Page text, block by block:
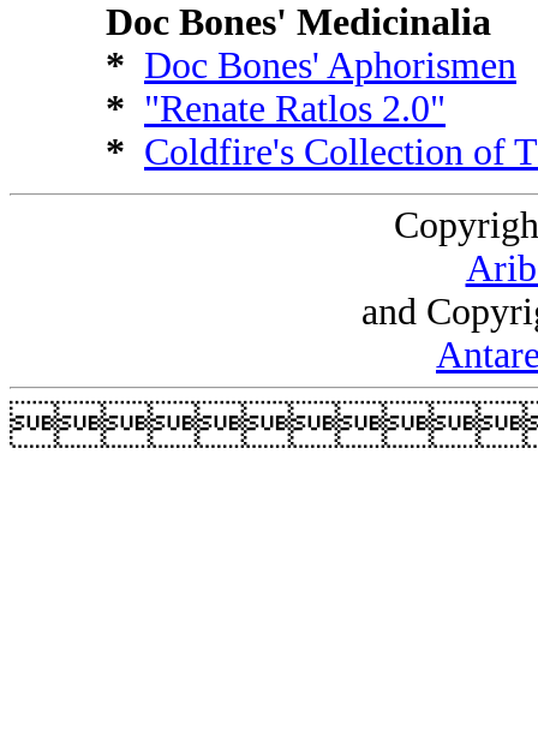
Doc Bones' Medicinalia
* Doc Bones' Aphorismen
* "Renate Ratlos 2.0"
* Coldfire's Collection of
and